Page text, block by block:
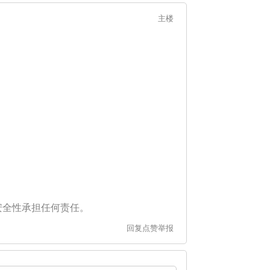
主楼
性承担任何责任。
回复 点赞举报